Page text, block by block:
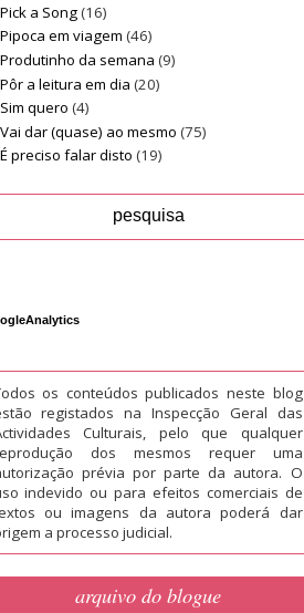
Pick a Song(16)
Pipoca em viagem (46)
Produtinho da semana (9)
Pôr a leitura em dia (20)
Sim quero (4)
Vai dar (quase) ao mesmo (75)
É preciso falar disto (19)
os conteúdos publicados neste blog
registados na Inspecção Geral das
Culturais, pelo que qualquer
dos mesmos requer uma
prévia por parte da autora. O
indevido ou para efeitos comerciais de
ou imagens da autora poderá dar
a processo judicial.
arquivo do blogue